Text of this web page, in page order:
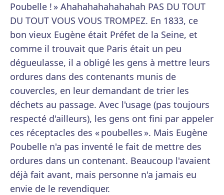
Poubelle ! » Ahahahahahahahah PAS DU TOUT
DU TOUT VOUS VOUS TROMPEZ. En 1833, ce
bon vieux Eugène était Préfet de la Seine, et
comme il trouvait que Paris était un peu
dégueulasse, il a obligé les gens à mettre leurs
ordures dans des contenants munis de
couvercles, en leur demandant de trier les
déchets au passage. Avec l'usage (pas toujours
respecté d'ailleurs), les gens ont fini par appeler
ces réceptacles des « poubelles ». Mais Eugène
Poubelle n'a pas inventé le fait de mettre des
ordures dans un contenant. Beaucoup l'avaient
déjà fait avant, mais personne n'a jamais eu
envie de le revendiquer.